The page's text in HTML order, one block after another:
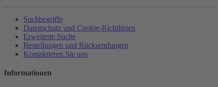
Suchbegriffe
Datenschutz und Cookie-Richtlinien
Erweiterte Suche
Bestellungen und Rücksendungen
Kontaktieren Sie uns
Informationen